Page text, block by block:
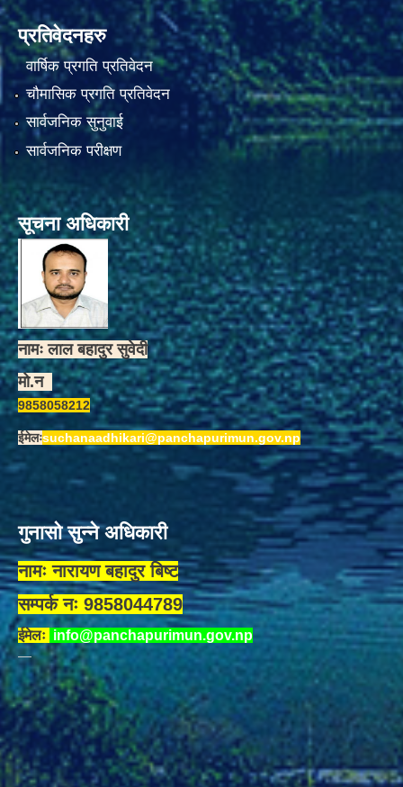
प्रतिवेदनहरु
वार्षिक प्रगति प्रतिवेदन
चौमासिक प्रगति प्रतिवेदन
सार्वजनिक सुनुवाई
सार्वजनिक परीक्षण
सूचना अधिकारी
नामः लाल बहादुर सुवेदी
मो.न
9858058212
ईमेलःsuchanaadhikari@panchapurimun.gov.np
गुनासो सुन्ने अधिकारी
नामः नारायण बहादुर बिष्ट
सम्पर्क नः 9858044789
ईमेलः info@panchapurimun.gov.np